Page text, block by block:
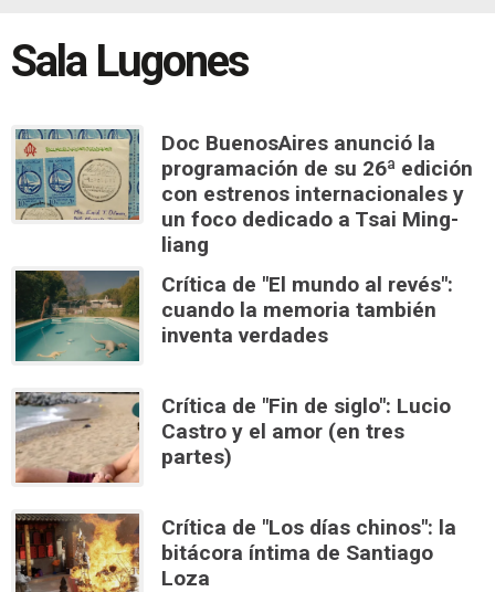
Sala Lugones
Doc BuenosAires anunció la
programación de su 26ª edición
con estrenos internacionales y
un foco dedicado a Tsai Ming-
liang
Crítica de "El mundo al revés":
cuando la memoria también
inventa verdades
Crítica de "Fin de siglo": Lucio
Castro y el amor (en tres
partes)
Crítica de "Los días chinos": la
bitácora íntima de Santiago
Loza